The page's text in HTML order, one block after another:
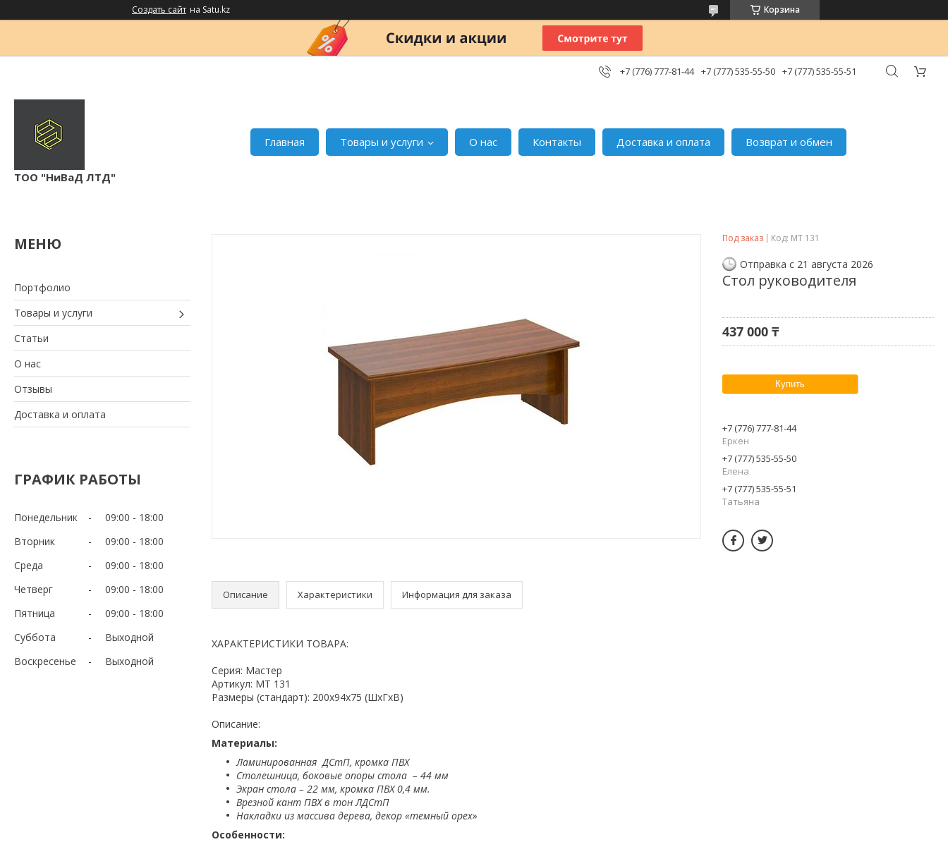
Создать сайт на Satu.kz Корзина
+7 (776) 777-81-44 +7 (777) 535-55-50 +7 (777) 535-55-51
ТОО "НиВаД ЛТД"
Главная Товары и услуги О нас Контакты Доставка и оплата Возврат и обмен
Портфолио
Товары и услуги
Статьи
О нас
Отзывы
Доставка и оплата
ГРАФИК РАБОТЫ
Понедельник 09:00
18:00
Вторник
09:00
18:00
Среда
09:00
18:00
Четверг
09:00
18:00
Пятница
09:00
18:00
Суббота
Выходной
Воскресенье
Выходной
Описание Характеристики Информация для заказа
ХАРАКТЕРИСТИКИ ТОВАРА:
Серия: Мастер
Артикул: МТ 131
Размеры (стандарт): 200x94x75 (ШхГхВ)
Описание:
Материалы:
Ламинированная ДСтП, кромка ПВХ
Столешница, боковые опоры стола – 44 мм
Экран стола – 22 мм, кромка ПВХ 0,4 мм.
Врезной кант ПВХ в тон ЛДСтП
Накладки из массива дерева, декор «темный орех»
Особенности:
Под заказ Код: МТ 131
Отправка с 21 августа 2026
Стол руководителя
437 000 ₸
Купить
+7 (776) 777-81-44
Еркен
+7 (777) 535-55-50
Елена
+7 (777) 535-55-51
Татьяна